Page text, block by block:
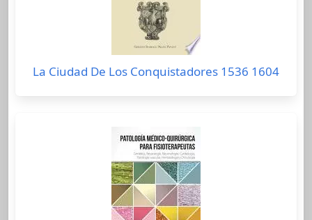
La Ciudad De Los Conquistadores 1536 1604